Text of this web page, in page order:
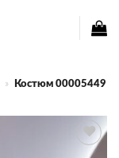
» Костюм 00005449